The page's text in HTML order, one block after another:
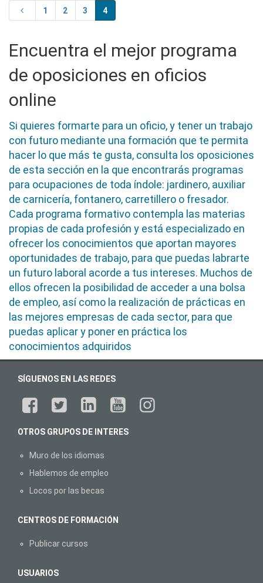
1 2 3 4
Encuentra el mejor programa
de oposiciones en oficios
online
Si quieres formarte para un oficio, y tener un trabajo
con futuro mediante una formación que te permita
hacer lo que más te gusta, consulta los oposiciones
de esta sección en la que encontrarás programas
para ocupaciones de toda índole: jardinero, auxiliar
de carnicería, fontanero, carretillero o fresador.
Cada programa formativo contempla las materias
propias de cada profesión y está especializado en
ofrecer los conocimientos que aportan mayores
oportunidades de trabajo, para que puedas labrarte
un futuro laboral acorde a tus intereses. Muchos de
ellos ofrecen la posibilidad de acceder a una bolsa
de empleo, así como la realización de prácticas en
las mejores empresas de cada sector, para que
puedas aplicar y poner en práctica los
conocimientos adquiridos
SÍGUENOS EN LAS REDES
OTROS GRUPOS DE INTERES
Muro de los idiomas
Hablemos de empleo
Locos por las becas
CENTROS DE FORMACIÓN
Publicar cursos
USUARIOS